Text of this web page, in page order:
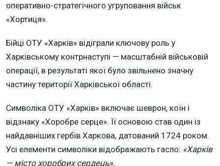
оперативно-стратегічного угруповання військ
«Хортиця».
Бійці ОТУ «Харків» відіграли ключову роль у
Харківському контрнаступі — масштабній військовій
операції, в результаті якої було звільнено значну
частину території Харківської області.
Символіка ОТУ «Харків» включає шеврон, коїн і
відзнаку «Хоробре серце». Її основою став один із
найдавніших гербів Харкова, датований 1724 роком.
Усі елементи символіки відображають гасло: «Харків
— місто хоробрих сердець».